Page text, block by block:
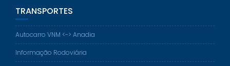
TRANSPORTES
Autocarro VNM <-> Anadia
Informação Rodoviária